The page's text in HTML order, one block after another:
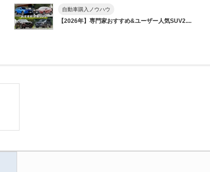
自動車購入ノウハウ
【2026年】専門家おすすめ&ユーザー人気SUV2....